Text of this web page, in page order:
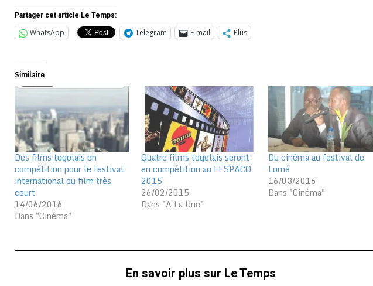
Partager cet article Le Temps:
WhatsApp Telegram E-mail Plus
Similaire
Des films togolais en
compétition pour le festival
international du film très
court
14/06/2016
Dans "Cinéma"
Quatre films togolais seront
en compétition au FESPACO
2015
26/02/2015
Dans "A La Une"
Du cinéma au festival de
Lomé
16/03/2016
Dans "Cinéma"
En savoir plus sur Le Temps